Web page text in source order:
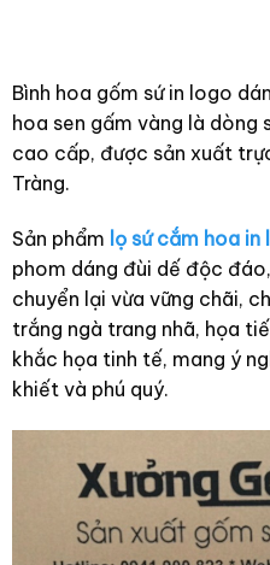
Bình hoa gốm sứ in logo
hoa sen gấm vàng là dòng
cao cấp, được sản xuất
Tràng.
Sản phẩm lọ sứ cắm hoa in
phom dáng đùi dế độc
chuyển lại vừa vững chãi,
trắng ngà trang nhã, họa
khắc họa tinh tế, mang ý
khiết và phú quý.